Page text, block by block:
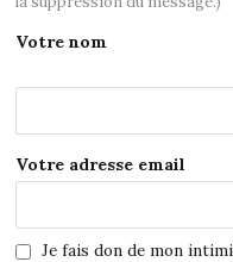
Votre nom
Votre adresse email
Je fais don de mon